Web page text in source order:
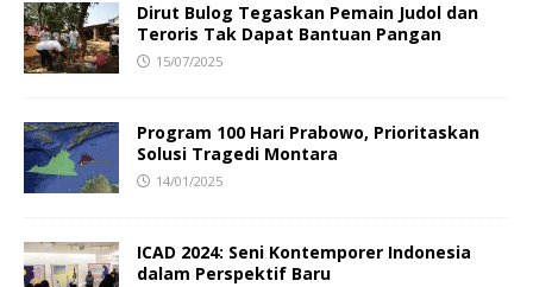
Dirut Bulog Tegaskan Pemain Judol dan
Teroris Tak Dapat Bantuan Pangan
15/07/2025
Program 100 Hari Prabowo, Prioritaskan
Solusi Tragedi Montara
14/01/2025
ICAD 2024: Seni Kontemporer Indonesia
dalam Perspektif Baru